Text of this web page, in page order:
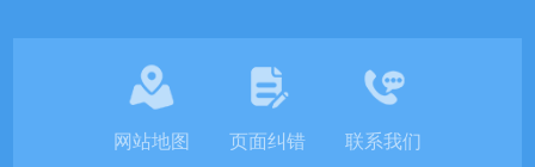
网站地图 页面纠错 联系我们